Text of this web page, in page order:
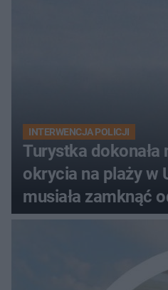
INTERWENCJA POLICJI
Turystka
okrycia na plaży w
musiała zamknąć